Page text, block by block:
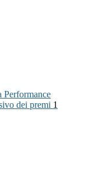
Performance
dei premi 1